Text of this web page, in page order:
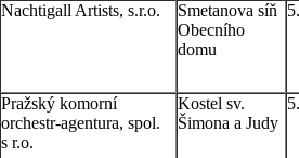
Nachtigall Artists, s.r.o.
Smetanova síň
Obecního
domu
Pražský komorní
orchestr-agentura, spol.
s r.o.
Kostel sv.
Šimona a Judy